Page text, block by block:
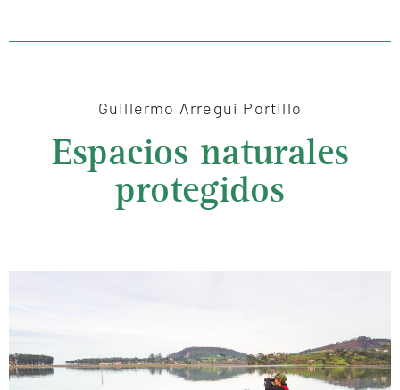
Guillermo Arregui Portillo
Espacios naturales
protegidos